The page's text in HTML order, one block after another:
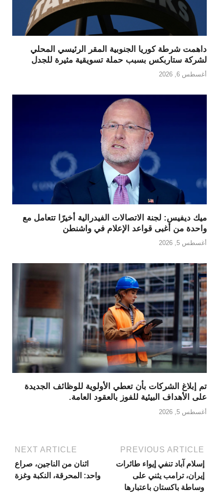
داهمت شرطة كوريا الجنوبية المقر الرئيسي المحلي
لشركة ستاربكس بسبب حملة تسويقية مثيرة للجدل
أغسطس 6, 2026
ميك ديفيس: لجنة الاتصالات الفيدرالية أخيرًا تتعامل مع
واحدة من أغبى قواعد الإعلام في واشنطن
أغسطس 5, 2026
تم إبلاغ الشركات بأن تعطي الأولوية للوظائف الجديدة
على الأهداف البيئية للفوز بالعقود العامة.
أغسطس 5, 2026
PREVIOUS ARTICLE
إسلام آباد تنفي إيواء طائرات
إيران، ترامب يثني على
وساطة باكستان باعتبارها
NEXT ARTICLE
اثنان من الناجين، صراع
واحد: المحرقة، النكبة وغزة